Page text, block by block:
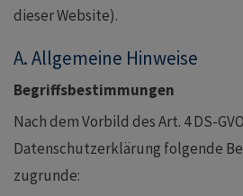
dieser Website).
A. Allgemeine Hinweise
Begriffsbestimmungen
Nach dem Vorbild des Art. 4 DS-
Datenschutzerklärung folgende
zugrunde: